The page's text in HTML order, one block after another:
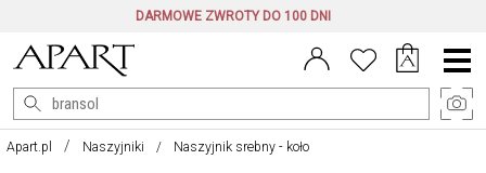
DARMOWE ZWROTY DO 100 DNI
Menu
główne
Apart.pl Naszyjniki Naszyjnik srebny - koło